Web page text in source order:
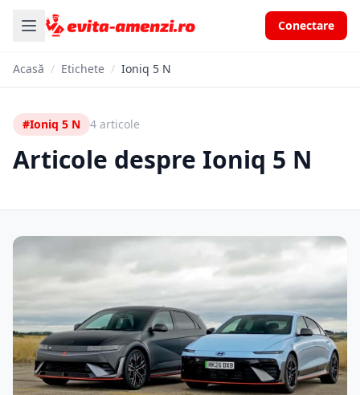
Conectare
Acasă / Etichete / Ioniq 5 N
#Ioniq 5 N 4 articole
Articole despre Ioniq 5 N